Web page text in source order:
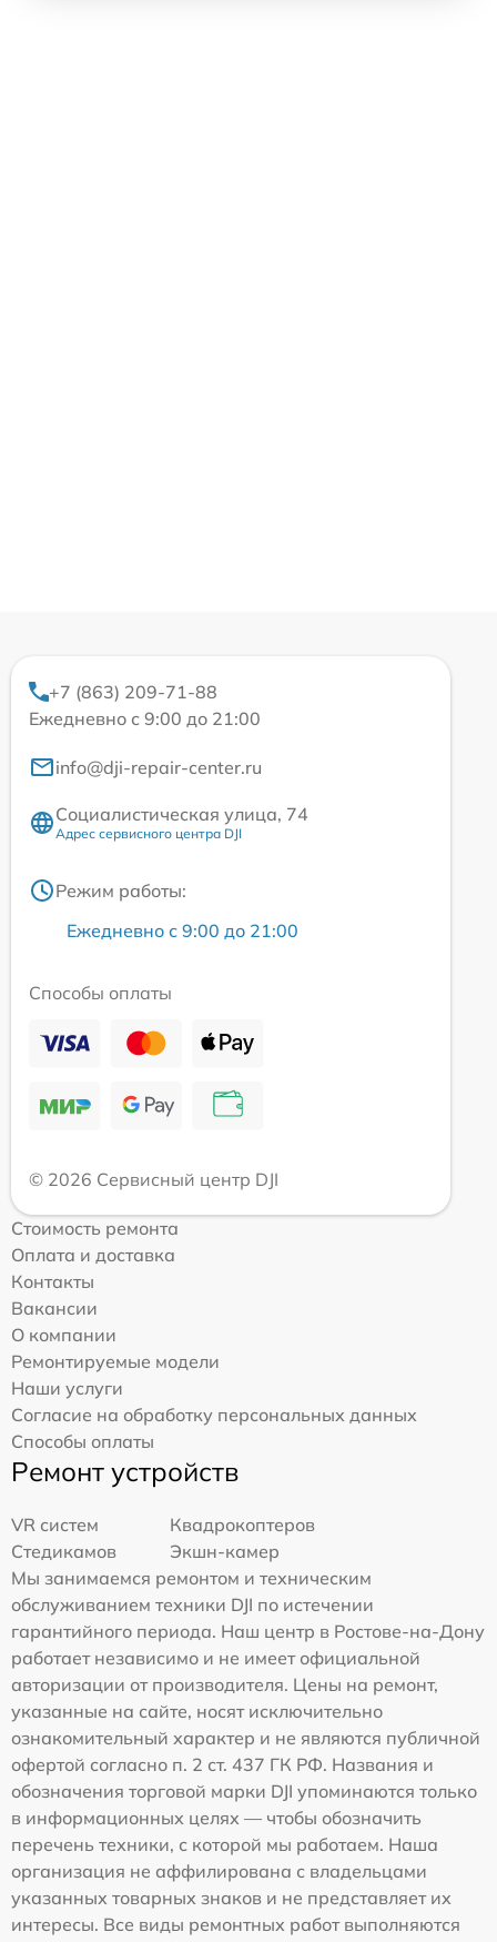
+7 (863) 209-71-88
Ежедневно с 9:00 до 21:00
info@dji-repair-center.ru
Социалистическая улица, 74
Адрес сервисного центра DJI
Режим работы:
Ежедневно с 9:00 до 21:00
Способы оплаты
© 2026 Сервисный центр DJI
Стоимость ремонта
Оплата и доставка
Контакты
Вакансии
О компании
Ремонтируемые модели
Наши услуги
Согласие на обработку персональных данных
Способы оплаты
Ремонт устройств
VR систем
Квадрокоптеров
Стедикамов
Экшн-камер
Мы занимаемся ремонтом и техническим
обслуживанием техники DJI по истечении
гарантийного периода. Наш центр в Ростове-на-Дону
работает независимо и не имеет официальной
авторизации от производителя. Цены на ремонт,
указанные на сайте, носят исключительно
ознакомительный характер и не являются публичной
офертой согласно п. 2 ст. 437 ГК РФ. Названия и
обозначения торговой марки DJI упоминаются только
в информационных целях — чтобы обозначить
перечень техники, с которой мы работаем. Наша
организация не аффилирована с владельцами
указанных товарных знаков и не представляет их
интересы. Все виды ремонтных работ выполняются